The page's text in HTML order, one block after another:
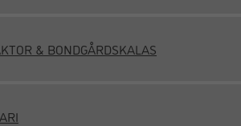
& BONDGÅRDSKALAS